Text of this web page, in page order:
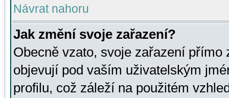
Návrat nahoru
Jak změní svoje zařazení?
Obecně vzato, svoje zařazení přímo
objevují pod vaším uživatelským
profilu, což záleží na použitém